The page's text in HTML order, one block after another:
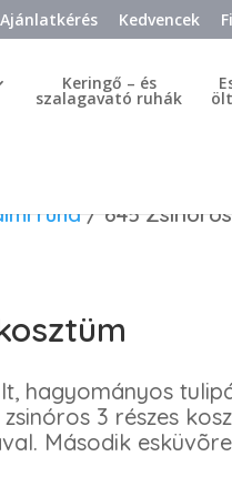
Ajánlatkérés Kedvencek
Keringő – és
szalagavató ruhák
ruha/ 645 Zsinóros
hagyományos
3 részes
Második